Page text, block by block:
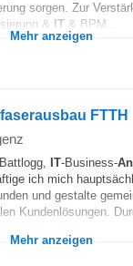
sorgen. Zur
& IT & BPM...
Mehr anzeigen
FTTH
IT-Business-
ich mich
und gestalte
Kundenlösungen.
Mehr anzeigen